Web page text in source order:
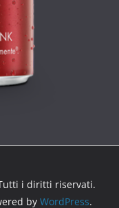
i diritti riservati.
by WordPress.